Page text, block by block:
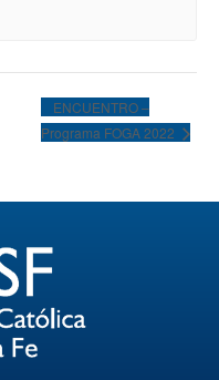
ENCUENTRO –
Programa FOGA 2022